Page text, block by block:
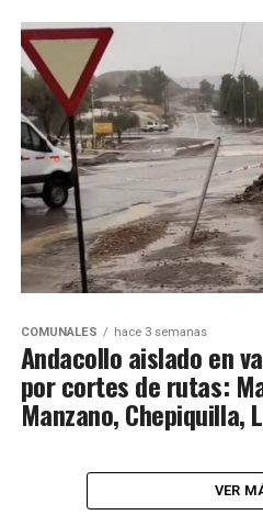
COMUNALES hace 3 semanas
Andacollo aislado en
por cortes de rutas:
Manzano, Chepiquilla,
VER